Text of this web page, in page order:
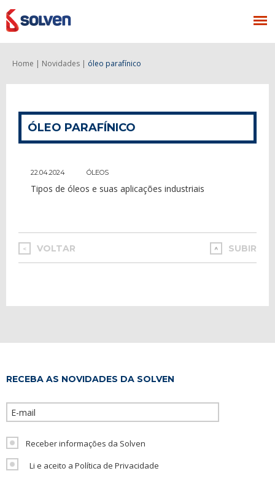
Home | Novidades | óleo parafínico
ÓLEO PARAFÍNICO
22.04.2024 ÓLEOS
Tipos de óleos e suas aplicações industriais
< VOLTAR SUBIR
RECEBA AS NOVIDADES DA SOLVEN
Receber informações da Solven
Li e aceito a Política de Privacidade